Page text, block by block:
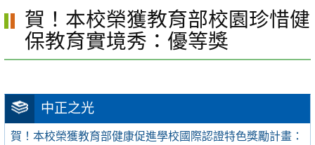
容
中正之光
賀！本校榮獲教育部健康促進學校國際認證特色獎勵計畫：
賀！本校榮獲教育部校園珍惜健
保教育實境秀：優等獎